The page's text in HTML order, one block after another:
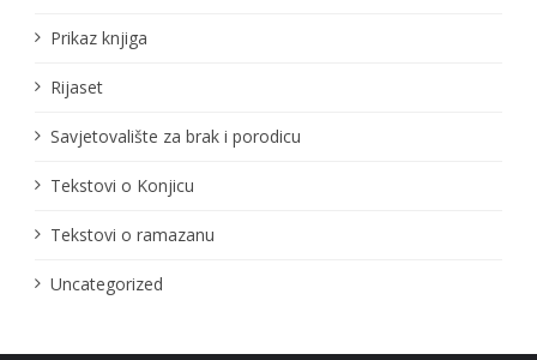
Prikaz knjiga
Rijaset
Savjetovalište za brak i porodicu
Tekstovi o Konjicu
Tekstovi o ramazanu
Uncategorized